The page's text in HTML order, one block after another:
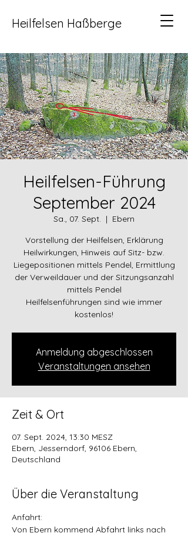
Heilfelsen Haßberge
Heilfelsen-Führung
September 2024
Sa., 07. Sept.
  |
Ebern
Vorstellung der Heilfelsen, Erklärung
Heilwirkungen, Hinweis auf Sitz- bzw.
Liegepositionen mittels Pendel, Ermittlung
der Verweildauer und der Sitzungsanzahl
mittels Pendel
Heilfelsenführungen sind wie immer
kostenlos!
Anmeldung abgeschlossen
Veranstaltungen ansehen
Zeit & Ort
07. Sept. 2024, 13:30 MESZ
Ebern, Jesserndorf, 96106 Ebern,
Deutschland
Über die Veranstaltung
Anfahrt:
Von Ebern kommend Abfahrt links nach